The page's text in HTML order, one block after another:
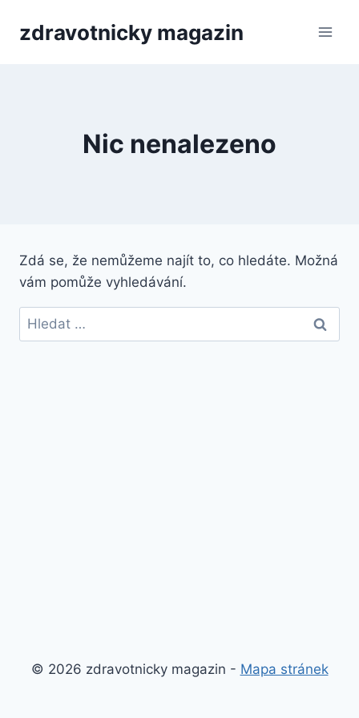
zdravotnicky magazin
Nic nenalezeno
Zdá se, že nemůžeme najít to, co hledáte. Možná
vám pomůže vyhledávání.
Vyhledávání
© 2026 zdravotnicky magazin - Mapa stránek